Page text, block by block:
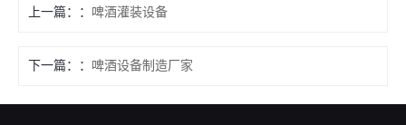
上一篇： 啤酒灌装设备
下一篇： 啤酒设备制造厂家